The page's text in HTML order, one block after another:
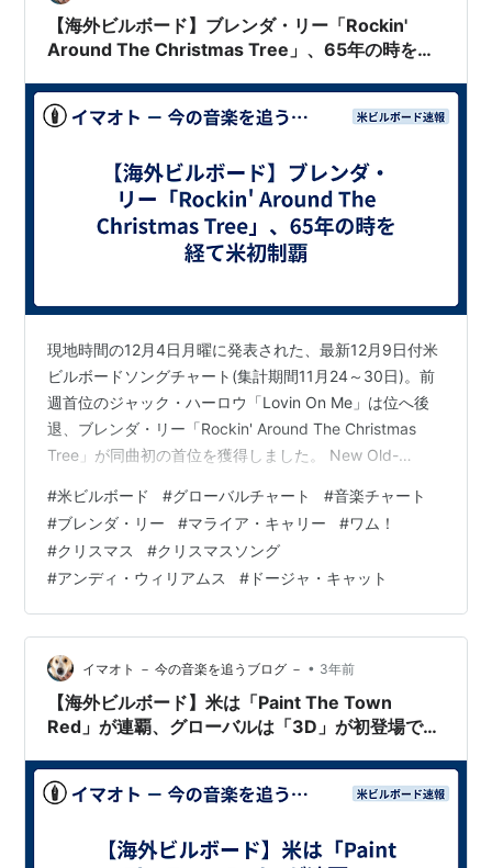
【海外ビルボード】ブレンダ・リー「Rockin'
Around The Christmas Tree」、65年の時を経
現地時間の12月4日月曜に発表された、最新12月9日付米
ビルボードソングチャート(集計期間11月24～30日)。前
週首位のジャック・ハーロウ「Lovin On Me」は位へ後
退、ブレンダ・リー「Rockin' Around The Christmas
Tree」が同曲初の首位を獲得しました。 New Old-
Christmas Tree’ Tops Hot 100, 65 Years After Its
Release https://t.co/vLdzzo6Kj6 — billboard (@…
#米ビルボード #グローバルチャート #音楽チャート
#ブレンダ・リー #マライア・キャリー #ワム！
#クリスマス #クリスマスソング
#アンディ・ウィリアムス # ドージャ・キャット
イマオト － 今の音楽を追うブログ － • 3年前
【海外ビルボード】米は「Paint The Town
Red」が連覇、グローバルは「3D」が初登場で首